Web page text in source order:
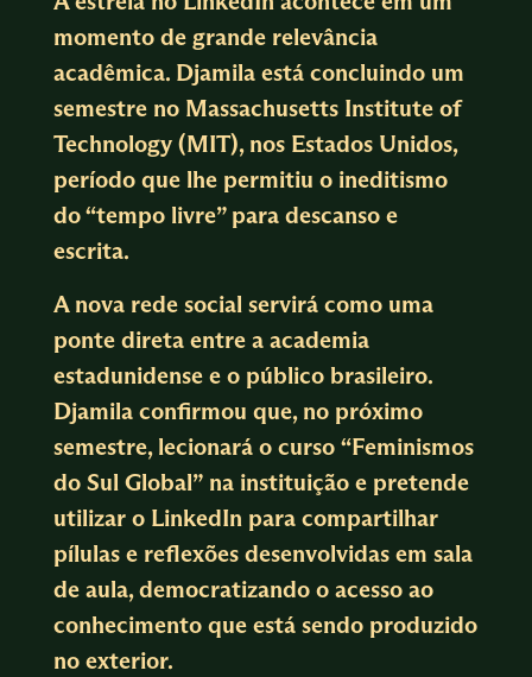
momento de grande relevância
acadêmica. Djamila está concluindo um
semestre no Massachusetts Institute of
Technology (MIT), nos Estados Unidos,
período que lhe permitiu o ineditismo
do “tempo livre” para descanso e
escrita.
A nova rede social servirá como uma
ponte direta entre a academia
estadunidense e o público brasileiro.
Djamila confirmou que, no próximo
semestre, lecionará o curso “Feminismos
do Sul Global”na instituição e pretende
utilizar o LinkedIn para compartilhar
pílulas e reflexões desenvolvidas em sala
de aula, democratizando o acesso ao
conhecimento que está sendo produzido
no exterior.